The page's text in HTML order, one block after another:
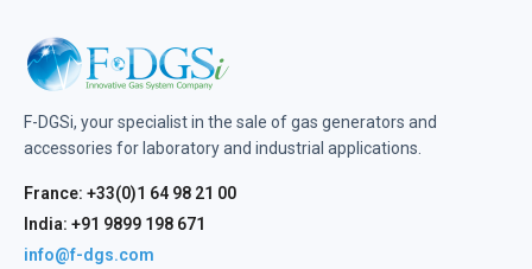
F-DGSi, your specialist in the sale of gas generators and
accessories for laboratory and industrial applications.
France: +33(0)1 64 98 21 00
India: +91 9899 198 671
info@f-dgs.com